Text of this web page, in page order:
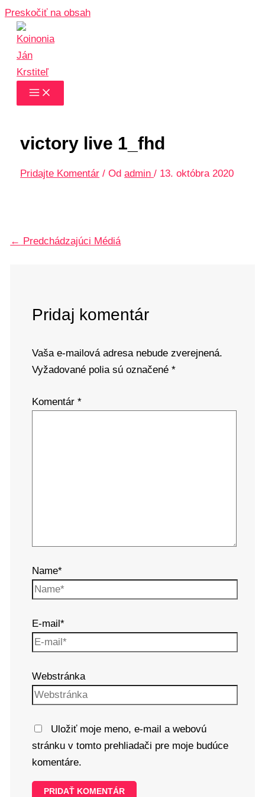
Preskočiť na obsah
victory live 1_fhd
Pridajte Komentár / Od admin/ 13. októbra 2020
← Predchádzajúci Médiá
Pridaj komentár
Vaša e-mailová adresa nebude zverejnená.
Vyžadované polia sú označené *
Komentár *
Name*
E-mail*
Webstránka
Uložiť moje meno, e-mail a webovú
stránku v tomto prehliadači pre moje budúce
komentáre.